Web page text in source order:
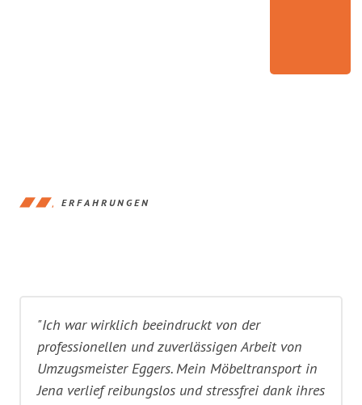
ERFAHRUNGEN
"Ich war wirklich beeindruckt von der
professionellen und zuverlässigen Arbeit von
Umzugsmeister Eggers. Mein Möbeltransport in
Jena verlief reibungslos und stressfrei dank ihres